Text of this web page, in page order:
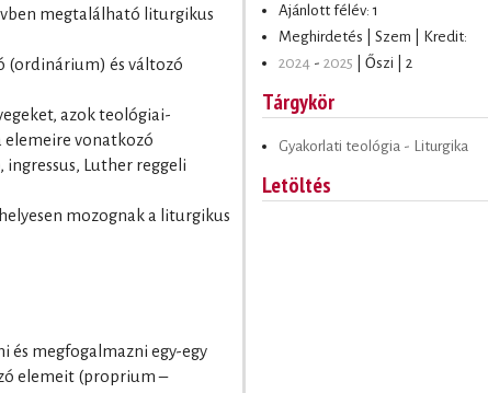
megtalálható liturgikus
(ordinárium) és változó
azok teológiai-
vonatkozó
Luther reggeli
mozognak a liturgikus
és megfogalmazni egy-egy
elemeit (proprium –
Ajánlott félév: 1
Meghirdetés | Szem | Kredit:
2024 - 2025 | Őszi | 2
Tárgykör
Gyakorlati teológia - Liturgika
Letöltés